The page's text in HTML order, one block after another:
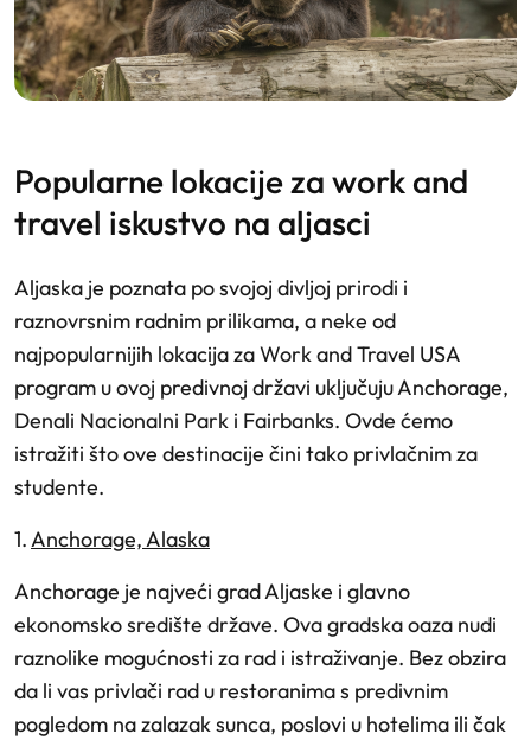
popularne lokacije za work and
travel iskustvo na aljasci
Aljaska je poznata po svojoj divljoj prirodi i
raznovrsnim radnim prilikama, a neke od
najpopularnijih lokacija za Work and Travel USA
program u ovoj predivnoj državi uključuju Anchorage,
Denali Nacionalni Park i Fairbanks. Ovde ćemo
istražiti što ove destinacije čini tako privlačnim za
studente.
1.Anchorage, Alaska
Anchorage je najveći grad Aljaske i glavno
ekonomsko središte države. Ova gradska oaza nudi
raznolike mogućnosti za rad i istraživanje. Bez obzira
da li vas privlači rad u restoranima s predivnim
pogledom na zalazak sunca, poslovi u hotelima ili čak